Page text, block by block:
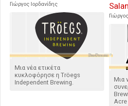
Γιώργος Ιορδανίδης
Μια νέα ετικέτα
κυκλοφόρησε η Tröegs
Independent Brewing.
Μια
Acre